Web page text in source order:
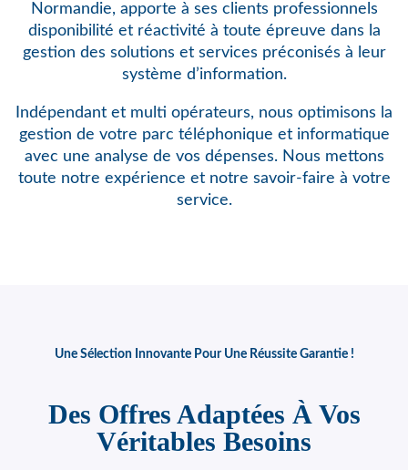
Normandie, apporte à ses clients professionnels
disponibilité et réactivité à toute épreuve dans la
gestion des solutions et services préconisés à leur
système d’information.
Indépendant et multi opérateurs, nous optimisons la
gestion de votre parc téléphonique et informatique
avec une analyse de vos dépenses. Nous mettons
toute notre expérience et notre savoir-faire à votre
service.
Une Sélection Innovante Pour Une Réussite Garantie !
Des Offres Adaptées À Vos
Véritables Besoins